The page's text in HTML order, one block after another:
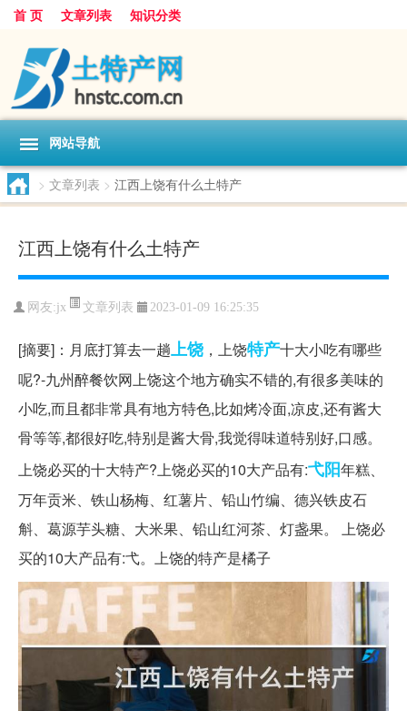
首 页 文章列表 知识分类
网站导航
> 文章列表 > 江西上饶有什么土特产
江西上饶有什么土特产
网友:jx 文章列表 2023-01-09 16:25:35
[摘要]：月底打算去一趟上饶 ，上饶特产十大小吃有哪些
呢?-九州醉餐饮网上饶这个地方确实不错的,有很多美味的
小吃,而且都非常具有地方特色,比如烤冷面,凉皮,还有酱大
骨等等,都很好吃,特别是酱大骨,我觉得味道特别好,口感。
上饶必买的十大特产?上饶必买的10大产品有:弋阳年糕、
万年贡米、铁山杨梅、红薯片、铅山竹编、德兴铁皮石
斛、葛源芋头糖、大米果、铅山红河茶、灯盏果。 上饶必
买的10大产品有:弋。上饶的特产是橘子